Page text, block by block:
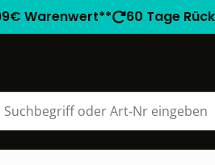
Warenwert** 60 Tage